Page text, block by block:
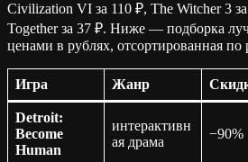
Civilization VI за 110 ₽, The Witcher 3
Together за 37 ₽. Ниже — подборка
ценами в рублях, отсортированная по
Игра Жанр
Detroit:
Become
Human
интерактивн
ая драма
−90%